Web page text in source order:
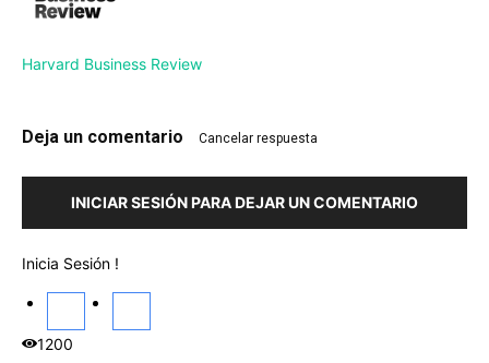
Harvard Business Review
Deja un comentario Cancelar respuesta
INICIAR SESIÓN PARA DEJAR UN COMENTARIO
Inicia Sesión !
1200